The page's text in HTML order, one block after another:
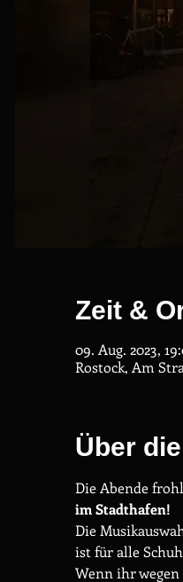
Zeit &
09. Aug. 2023,
Rostock, Am
Über
Die Abende
im Stadthafen!
Die
ist für alle
Wenn ihr wegen